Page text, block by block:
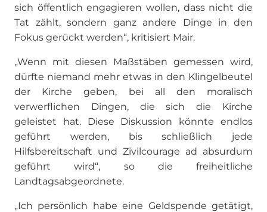
sich öffentlich engagieren wollen, dass nicht die
Tat zählt, sondern ganz andere Dinge in den
Fokus gerückt werden“, kritisiert Mair.
„Wenn mit diesen Maßstäben gemessen wird,
dürfte niemand mehr etwas in den Klingelbeutel
der Kirche geben, bei all den moralisch
verwerflichen Dingen, die sich die Kirche
geleistet hat. Diese Diskussion könnte endlos
geführt werden, bis schließlich jede
Hilfsbereitschaft und Zivilcourage ad absurdum
geführt wird“, so die freiheitliche
Landtagsabgeordnete.
„Ich persönlich habe eine Geldspende getätigt,